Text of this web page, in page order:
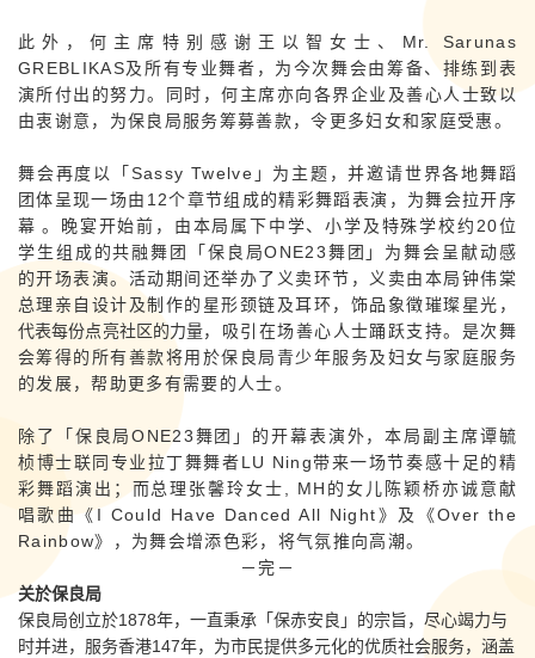
此外，何主席特别感谢王以智女士、Mr. Sarunas
GREBLIKAS及所有专业舞者，为今次舞会由筹备、排练到表
演所付出的努力。同时，何主席亦向各界企业及善心人士致以
由衷谢意，为保良局服务筹募善款，令更多妇女和家庭受惠。
舞会再度以「Sassy Twelve」为主题，并邀请世界各地舞蹈
团体呈现一场由12个章节组成的精彩舞蹈表演，为舞会拉开序
幕 。晚宴开始前，由本局属下中学、小学及特殊学校约20位
学生组成的共融舞团「保良局ONE23舞团」为舞会呈献动感
的开场表演。活动期间还举办了义卖环节，义卖由本局钟伟棠
总理亲自设计及制作的星形颈链及耳环，饰品象徵璀璨星光，
代表每份点亮社区的力量，吸引在场善心人士踊跃支持。是次舞
会筹得的所有善款将用於保良局青少年服务及妇女与家庭服务
的发展，帮助更多有需要的人士。
除了「保良局ONE23舞团」的开幕表演外，本局副主席谭毓
桢博士联同专业拉丁舞舞者LU Ning带来一场节奏感十足的精
彩舞蹈演出；而总理张馨玲女士, MH的女儿陈颖桥亦诚意献
唱歌曲《I Could Have Danced All Night》及《Over the
Rainbow》，为舞会增添色彩，将气氛推向高潮。
－完－
关於保良局
保良局创立於1878年，一直秉承「保赤安良」的宗旨，尽心竭力与
时并进，服务香港147年，为市民提供多元化的优质社会服务，涵盖